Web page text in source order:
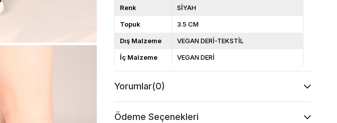
Renk SİYAH
Topuk 3.5 CM
Dış Malzeme VEGAN DERİ-TEKSTİL
İç Malzeme VEGAN DERİ
Topuk Tipi Düz Topuk
Taban
Yorumlar(0)
Ödeme Seçenekleri